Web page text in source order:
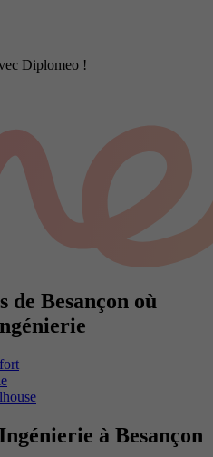
Diplomeo !
de Besançon où
à Besançon